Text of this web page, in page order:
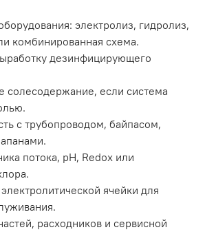
электролиз, гидролиз,
комбинированная схема.
дезинфицирующего
солесодержание, если система
с трубопроводом, байпасом,
потока, pH, Redox или
ячейки для
расходников и сервисной